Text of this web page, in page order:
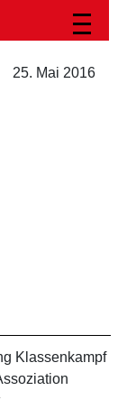
25. Mai 2016